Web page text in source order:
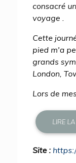
consacré
voyage .
Cette
pied m'a
grands
London,
Lors de
LIRE
Site :